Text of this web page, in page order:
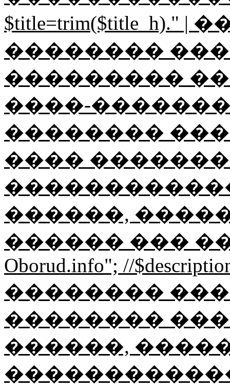
��������
���������
����-���������";
��������
����
������,
������ ���
Oborud.info"; //
��������
��������
������,
�������������";